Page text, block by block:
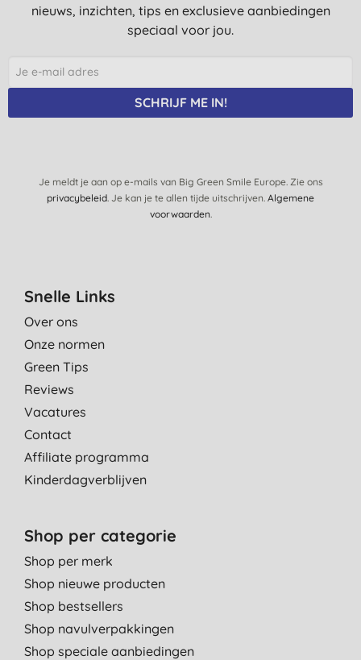
nieuws, inzichten, tips en exclusieve aanbiedingen
speciaal voor jou.
SCHRIJF ME IN!
Je meldt je aan op e-mails van Big Green Smile Europe. Zie ons
privacybeleid. Je kan je te allen tijde uitschrijven. Algemene
voorwaarden.
Snelle Links
Over ons
Onze normen
Green Tips
Reviews
Vacatures
Contact
Affiliate programma
Kinderdagverblijven
Shop per categorie
Shop per merk
Shop nieuwe producten
Shop bestsellers
Shop navulverpakkingen
Shop speciale aanbiedingen